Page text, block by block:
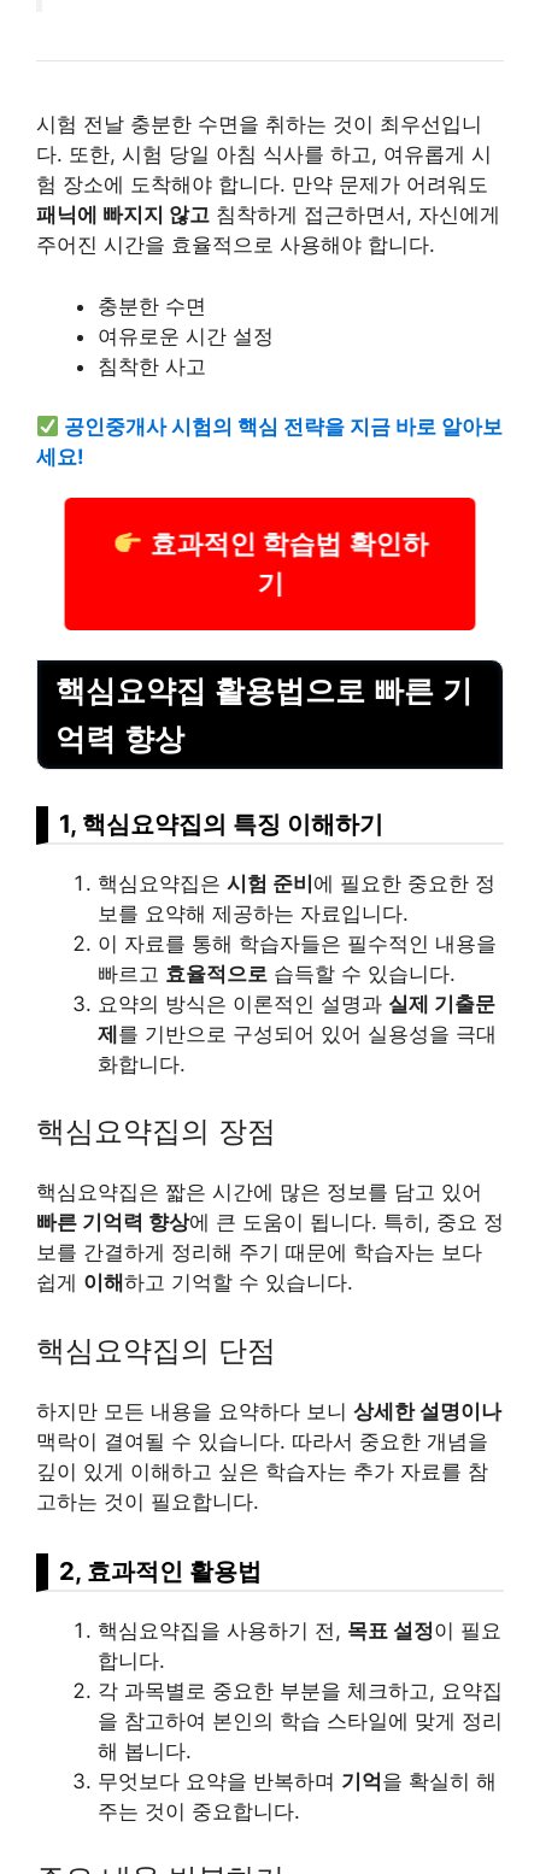
시험 전날 충분한 수면을 취하는 것이 최우선입니
다. 또한, 시험 당일 아침 식사를 하고, 여유롭게 시
험 장소에 도착해야 합니다. 만약 문제가 어려워도
패닉에 빠지지 않고 침착하게 접근하면서, 자신에게
주어진 시간을 효율적으로 사용해야 합니다.
충분한 수면
여유로운 시간 설정
침착한 사고
공인중개사 시험의 핵심 전략을 지금 바로 알아보
세요!
효과적인 학습법 확인하
기
핵심요약집 활용법으로 빠른 기
억력 향상
1, 핵심요약집의 특징 이해하기
핵심요약집은 시험 준비에 필요한 중요한 정
보를 요약해 제공하는 자료입니다.
이 자료를 통해 학습자들은 필수적인 내용을
빠르고 효율적으로 습득할 수 있습니다.
요약의 방식은 이론적인 설명과 실제 기출문
제를 기반으로 구성되어 있어 실용성을 극대
화합니다.
핵심요약집의 장점
핵심요약집은 짧은 시간에 많은 정보를 담고 있어
빠른 기억력 향상에 큰 도움이 됩니다. 특히, 중요 정
보를 간결하게 정리해 주기 때문에 학습자는 보다
쉽게 이해하고 기억할 수 있습니다.
핵심요약집의 단점
하지만 모든 내용을 요약하다 보니 상세한 설명이나
맥락이 결여될 수 있습니다. 따라서 중요한 개념을
깊이 있게 이해하고 싶은 학습자는 추가 자료를 참
고하는 것이 필요합니다.
2, 효과적인 활용법
핵심요약집을 사용하기 전, 목표 설정이 필요
합니다.
각 과목별로 중요한 부분을 체크하고, 요약집
을 참고하여 본인의 학습 스타일에 맞게 정리
해 봅니다.
무엇보다 요약을 반복하며 기억을 확실히 해
주는 것이 중요합니다.